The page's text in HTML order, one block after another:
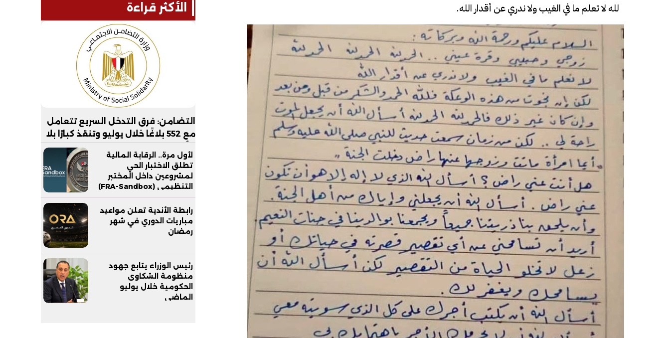
لله لا تعلم ما في الغيب ولا ندري عن أقدار الله.
الأكثر قراءة
التضامن: فرق التدخل السريع تتعامل
مع 552 بلاغًا خلال يوليو وتنقذ كبارًا بلا
لأول مرة.. الرقابة المالية
تطلق الاختبار الحي
لمشروعين داخل المختبر
التنظيمي (FRA-Sandbox)
رابطة الأندية تعلن مواعيد
مباريات الدوري في شهر
رمضان
رئيس الوزراء يتابع جهود
منظومة الشكاوى
الحكومية خلال يوليو
الماضي